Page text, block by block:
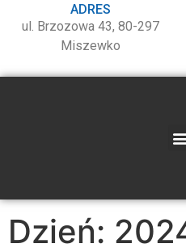
ADRES
ul. Brzozowa 43, 80-297
Miszewko
Dzień: